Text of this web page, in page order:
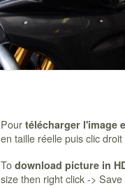
Pour télécharger l'image
en taille réelle puis clic
To download picture in
size then right click ->